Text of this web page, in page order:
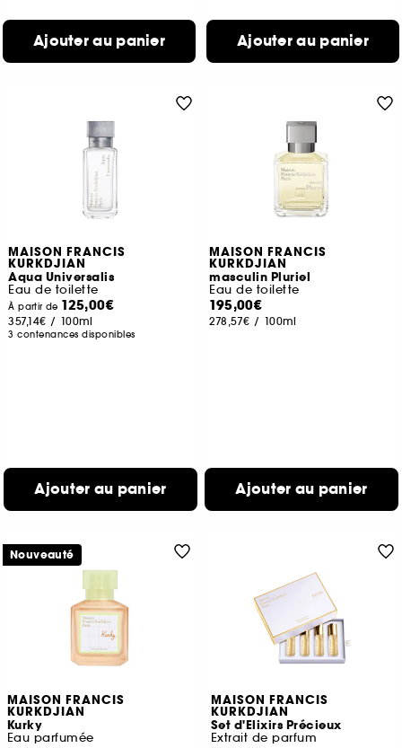
Ajouter au panier Ajouter au panier
MAISON FRANCIS
KURKDJIAN
Aqua Universalis
Eau de toilette
À partir de 125,00€
357,14€ / 100ml
3 contenances disponibles
Ajouter au panier
MAISON FRANCIS
KURKDJIAN
masculin Pluriel
Eau de toilette
195,00€
278,57€ / 100ml
Ajouter au panier
MAISON FRANCIS
KURKDJIAN
Kurky
Eau parfumée
Nouveauté
MAISON FRANCIS
KURKDJIAN
Set d'Elixirs Précieux
Extrait de parfum